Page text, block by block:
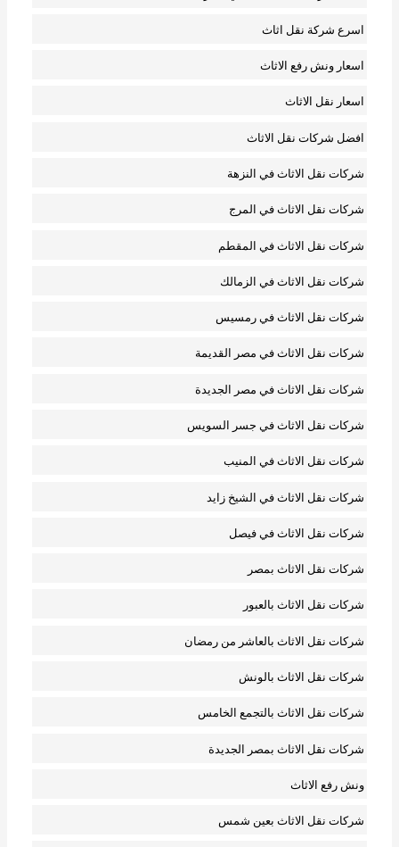
اسرع شركة نقل اثاث
اسعار ونش رفع الاثاث
اسعار نقل الاثاث
افضل شركات نقل الاثاث
شركات نقل الاثاث في النزهة
شركات نقل الاثاث في المرج
شركات نقل الاثاث في المقطم
شركات نقل الاثاث في الزمالك
شركات نقل الاثاث في رمسيس
شركات نقل الاثاث في مصر القديمة
شركات نقل الاثاث في مصر الجديدة
شركات نقل الاثاث في جسر السويس
شركات نقل الاثاث في المنيب
شركات نقل الاثاث في الشيخ زايد
شركات نقل الاثاث في فيصل
شركات نقل الاثاث بمصر
شركات نقل الاثاث بالعبور
شركات نقل الاثاث بالعاشر من رمضان
شركات نقل الاثاث بالونش
شركات نقل الاثاث بالتجمع الخامس
شركات نقل الاثاث بمصر الجديدة
ونش رفع الاثاث
شركات نقل الاثاث بعين شمس